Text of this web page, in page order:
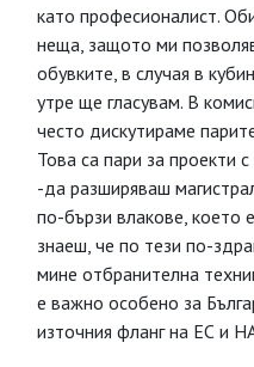
като професионалист.
неща, защото ми
обувките, в случая в
утре ще гласувам. В
често дискутираме
Това са пари за проекти
-да разширяваш
по-бързи влакове, което
знаеш, че по тези по-
мине отбранителна
е важно особено за
източния фланг на ЕС и